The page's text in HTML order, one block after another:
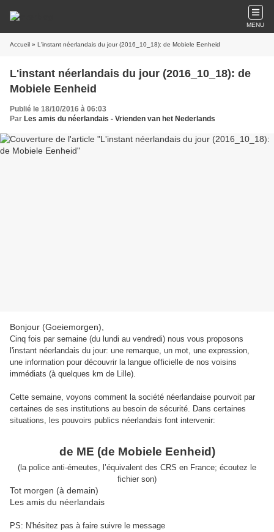
MENU
Accueil » L'instant néerlandais du jour (2016_10_18): de Mobiele Eenheid
L'instant néerlandais du jour (2016_10_18): de
Mobiele Eenheid
Publié le 18/10/2016 à 06:03
Par Les amis du néerlandais - Vrienden van het Nederlands
Bonjour (Goeiemorgen),
Cinq fois par semaine (du lundi au vendredi) nous vous proposons
l'instant néerlandais du jour: une remarque, un mot, une expression,
une information pour découvrir la langue officielle de nos voisins
immédiats (à quelques km de Lille).
Cette semaine, voyons comment la société néerlandaise pourvoit par
certaines de ses institutions au besoin de sécurité. Dans certaines
situations, les pouvoirs publics néerlandais font intervenir:
de ME (de Mobiele Eenheid)
(la police anti-émeutes, l’équivalent des CRS en France; écoutez le
fichier son)
Tot morgen (à demain)
Les amis du néerlandais
PS: N'hésitez pas à faire suivre le message